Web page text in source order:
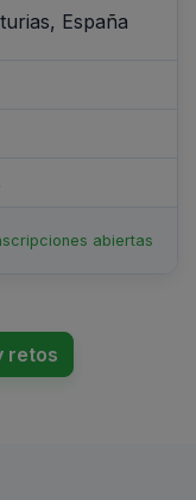
España
abiertas
retos